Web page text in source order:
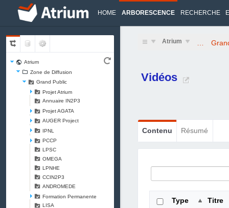
HOME ARBORESCENCE RECHERCHE
Atrium
Zone de Diffusion
Grand Public
Projet Atrium
Annuaire IN2P3
Projet AGATA
AUGER Project
IPNL
PCCP
LPSC
OMEGA
LPNHE
CCIN2P3
ANDROMEDE
Formation Permanente
LISA
Atrium …
Vidéos
Contenu Résumé
Type Titre